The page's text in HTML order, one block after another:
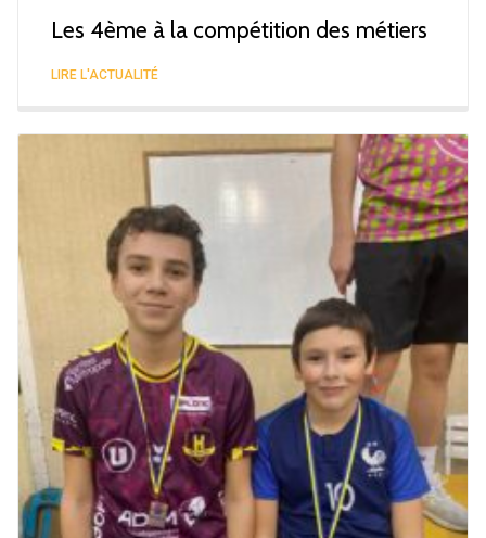
Les 4ème à la compétition des métiers
LIRE L'ACTUALITÉ